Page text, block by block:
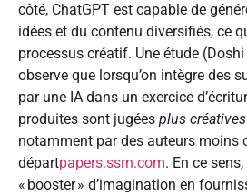
côté, ChatGPT est capable de
idées et du contenu diversifiés, ce
processus créatif. Une étude
observe que lorsqu’on intègre des
par une IA dans un exercice
produites sont jugées plus créatives
notamment par des auteurs moins
départpapers.ssrn.com. En ce
« booster » d’imagination en